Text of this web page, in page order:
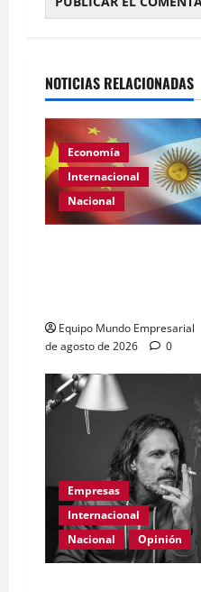
NOTICIAS RELACIONADAS
Economía
Internacional
Nacional
Equipo Mundo Empresarial
de agosto de 2026
0
Empresas
Internacional
Nacional
Opinión